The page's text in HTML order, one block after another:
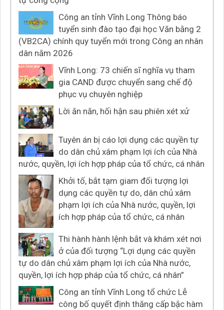
Công an tỉnh Vĩnh Long Thông báo
tuyển sinh đào tạo đại học Văn bằng 2
(VB2CA) chính quy tuyển mới trong Công an nhân
dân năm 2026
Vĩnh Long: 73 chiến sĩ nghĩa vụ tham
gia CAND được chuyển sang chế độ
phục vụ chuyên nghiệp
Lời ăn năn, hối hận sau phiên xét xử
Tuyên án bị cáo lợi dụng các quyền tự
do dân chủ xâm phạm lợi ích của Nhà
nước, quyền, lợi ích hợp pháp của tổ chức, cá nhân
Khởi tố, bắt tạm giam đối tượng lợi
dụng các quyền tự do, dân chủ xâm
phạm lợi ích của Nhà nước, quyền, lợi
ích hợp pháp của tổ chức, cá nhân
Thi hành hành lệnh bắt và khám xét nơi
ở của đối tượng “Lợi dụng các quyền
tự do dân chủ xâm phạm lợi ích của Nhà nước,
quyền, lợi ích hợp pháp của tổ chức, cá nhân”
Công an tỉnh Vĩnh Long tổ chức Lễ
công bố quyết định thăng cấp bậc hàm